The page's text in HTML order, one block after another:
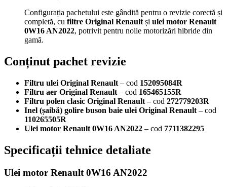
Configurația pachetului este gândită pentru o revizie corectă și
completă, cu filtre Original Renault și ulei motor Renault
0W16 AN2022, potrivit pentru noile motorizări hibride din
gamă.
Conținut pachet revizie
Filtru ulei Original Renault – cod 152095084R
Filtru aer Original Renault – cod 165465155R
Filtru polen clasic Original Renault – cod 272779203R
Inel (șaibă) golire buson baie ulei Original Renault – cod
110265505R
Ulei motor Renault 0W16 AN2022 – cod 7711382295
Specificații tehnice detaliate
Ulei motor Renault 0W16 AN2022